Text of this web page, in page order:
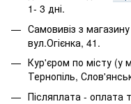
1- 3 дні.
Самовивіз з
вул.Огієнка, 41.
Кур'єром по місту (у
Тернопіль,
Післяплата - оплата